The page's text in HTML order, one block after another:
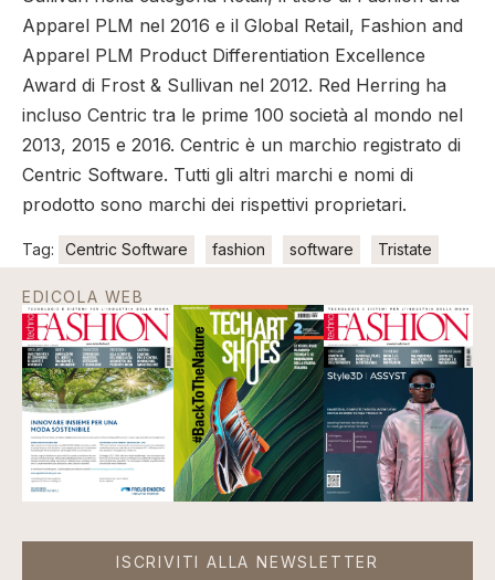
Apparel PLM nel 2016 e il Global Retail, Fashion and
Apparel PLM Product Differentiation Excellence
Award di Frost & Sullivan nel 2012. Red Herring ha
incluso Centric tra le prime 100 società al mondo nel
2013, 2015 e 2016. Centric è un marchio registrato di
Centric Software. Tutti gli altri marchi e nomi di
prodotto sono marchi dei rispettivi proprietari.
Tag: Centric Software fashion software Tristate
EDICOLA WEB
ISCRIVITI ALLA NEWSLETTER